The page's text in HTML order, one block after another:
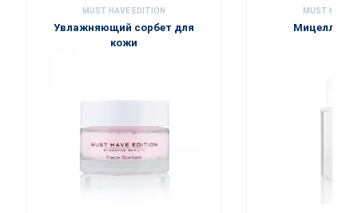
MUST HAVE EDITION
Увлажняющий сорбет для
кожи
MUST HAVE